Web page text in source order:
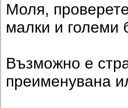
Моля,
малки и големи
Възможно е
преименувана